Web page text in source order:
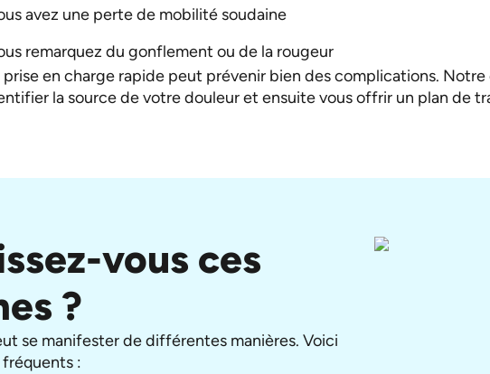
avez une perte de mobilité soudaine
remarquez du gonflement ou de la rougeur
prise en charge rapide peut prévenir bien des complications. Notre
la source de votre douleur et ensuite vous offrir un plan de
vous ces
?
se manifester de différentes manières. Voici
fréquents :